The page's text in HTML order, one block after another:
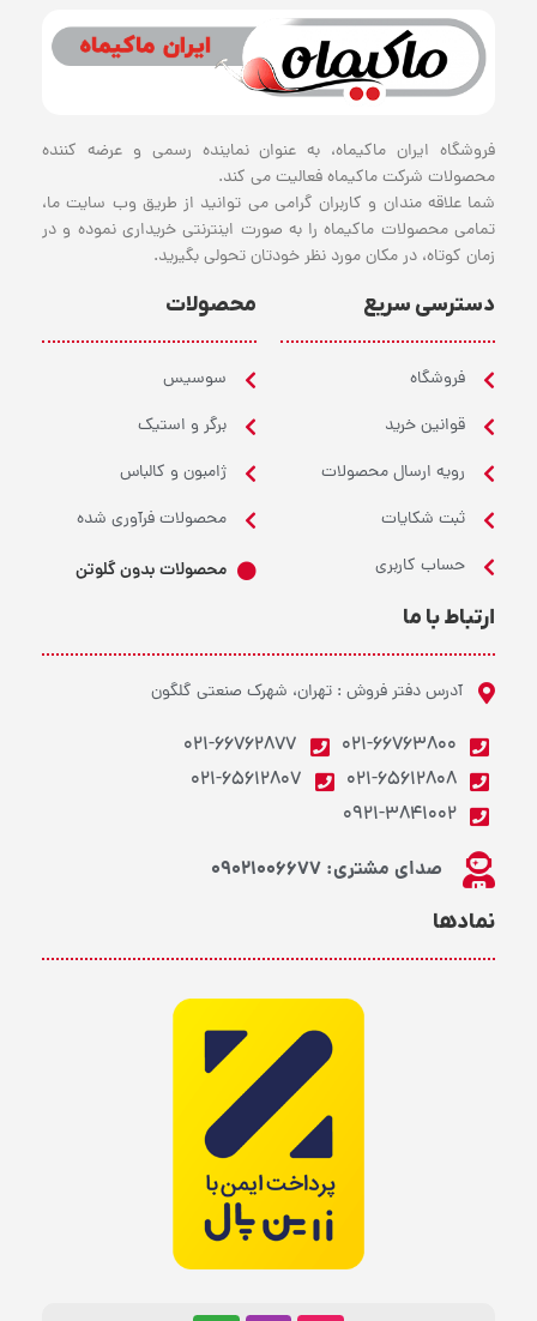
فروشگاه ایران ماکیماه، به عنوان نماینده رسمی و عرضه کننده
محصولات شرکت ماکیماه فعالیت می کند.
شما علاقه مندان و کاربران گرامی می توانید از طریق وب سایت ما،
تمامی محصولات ماکیماه را به صورت اینترنتی خریداری نموده و در
زمان کوتاه، در مکان مورد نظر خودتان تحولی بگیرید.
دسترسی سریع
فروشگاه
قوانین خرید
رویه ارسال محصولات
ثبت شکایات
حساب کاربری
محصولات
سوسیس
برگر و استیک
ژامبون و کالباس
محصولات فرآوری شده
محصولات بدون گلوتن
ارتباط با ما
آدرس دفتر فروش : تهران، شهرک صنعتی گلگون
021-66763800
021-66762877
021-65612808
021-65612807
0921-3841002
صدای مشتری: 09021006677
نمادها